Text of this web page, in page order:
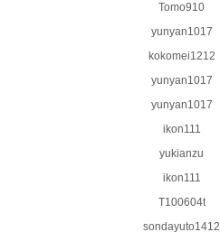
Tomo910
yunyan1017
kokomei1212
yunyan1017
yunyan1017
ikon111
yukianzu
ikon111
T100604t
sondayuto1412